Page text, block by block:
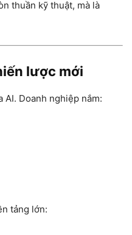
thuần kỹ thuật, mà là
lược mới
AI. Doanh nghiệp nắm:
tảng lớn: